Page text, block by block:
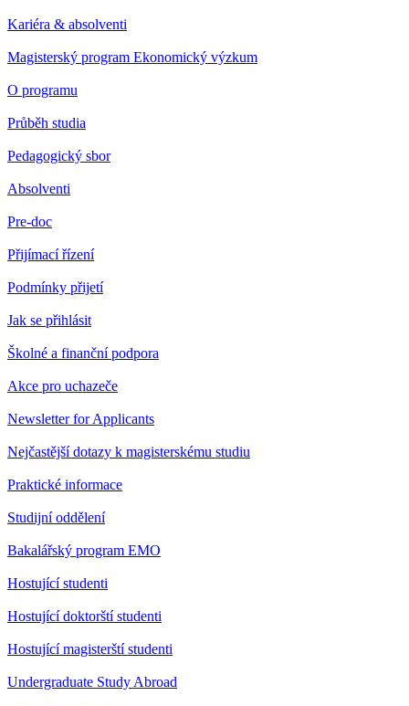
Kariéra & absolventi
Magisterský program Ekonomický výzkum
O programu
Průběh studia
Pedagogický sbor
Absolventi
Pre-doc
Přijímací řízení
Podmínky přijetí
Jak se přihlásit
Školné a finanční podpora
Akce pro uchazeče
Newsletter for Applicants
Nejčastější dotazy k magisterskému studiu
Praktické informace
Studijní oddělení
Bakalářský program EMO
Hostující studenti
Hostující doktorští studenti
Hostující magisterští studenti
Undergraduate Study Abroad